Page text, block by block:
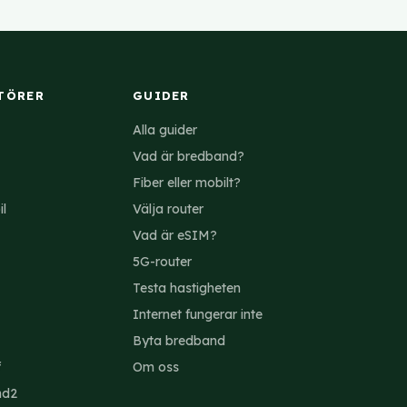
GUIDER
Alla guider
Vad är bredband?
Fiber eller mobilt?
Välja router
Vad är eSIM?
5G-router
Testa hastigheten
Internet fungerar inte
Byta bredband
Om oss